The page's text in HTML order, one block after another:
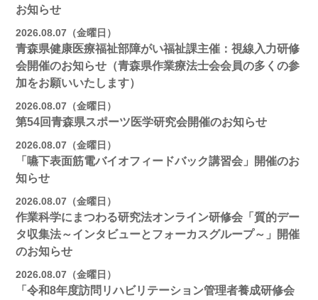
お知らせ
2026.08.07（金曜日）
青森県健康医療福祉部障がい福祉課主催：視線入力研修
会開催のお知らせ（青森県作業療法士会会員の多くの参
加をお願いいたします）
2026.08.07（金曜日）
第54回青森県スポーツ医学研究会開催のお知らせ
2026.08.07（金曜日）
「嚥下表面筋電バイオフィードバック講習会」開催のお
知らせ
2026.08.07（金曜日）
作業科学にまつわる研究法オンライン研修会「質的デー
タ収集法～インタビューとフォーカスグループ～」開催
のお知らせ
2026.08.07（金曜日）
「令和8年度訪問リハビリテーション管理者養成研修会